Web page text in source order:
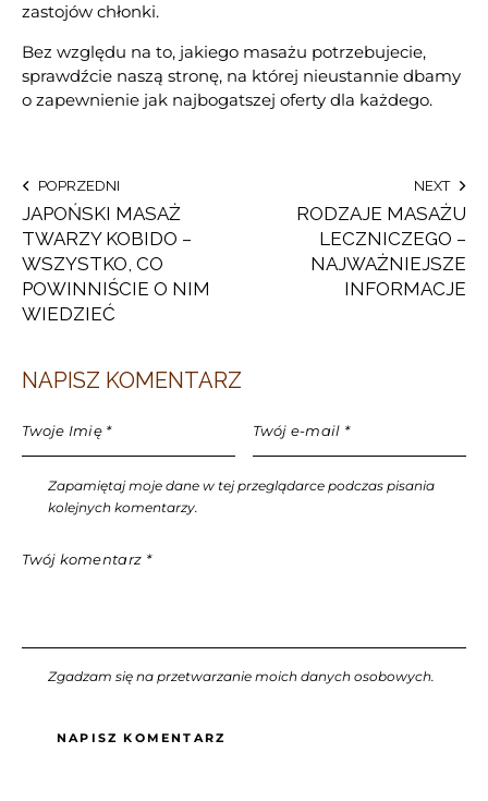
zastojów chłonki.
Bez względu na to, jakiego masażu potrzebujecie,
sprawdźcie naszą stronę, na której nieustannie dbamy
o zapewnienie jak najbogatszej oferty dla każdego.
POPRZEDNI
JAPOŃSKI MASAŻ
TWARZY KOBIDO –
WSZYSTKO, CO
POWINNIŚCIE O NIM
WIEDZIEĆ
NEXT
RODZAJE MASAŻU
LECZNICZEGO –
NAJWAŻNIEJSZE
INFORMACJE
NAPISZ KOMENTARZ
Zapamiętaj moje dane w tej przeglądarce podczas pisania
kolejnych komentarzy.
Zgadzam się na przetwarzanie moich danych osobowych.